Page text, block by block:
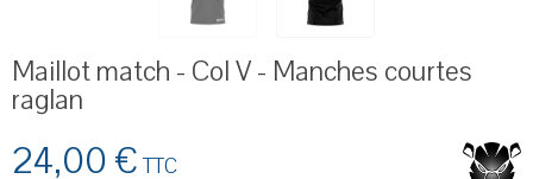
Maillot match - Col V - Manches courtes
raglan
24,00 € TTC